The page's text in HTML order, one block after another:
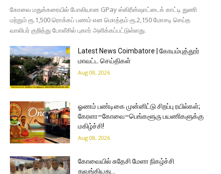
கோவை மதுக்கரையில் போலியான GPay ஸ்கிரீன்ஷாட்டைக் காட்டி துணி
மற்றும் ரூ.1,500 ரொக்கப் பணம் என மொத்தம் ரூ.2,150 மோசடி செய்த
வாலிபர் குறித்து போலீசில் புகார் அளிக்கப்பட்டுள்ளது.
Latest News Coimbatore | கோயம்புத்தூர்
மாவட்ட செய்திகள்
Aug 08, 2026
ஓணம் பண்டிகை முன்னிட்டு சிறப்பு ரயில்கள்;
கேரளா–கோவை–பெங்களூரு பயணிகளுக்கு
மகிழ்ச்சி!
Aug 08, 2026
கோவையில் சுதேசி மேளா நிகழ்ச்சி
துவங்கியது…